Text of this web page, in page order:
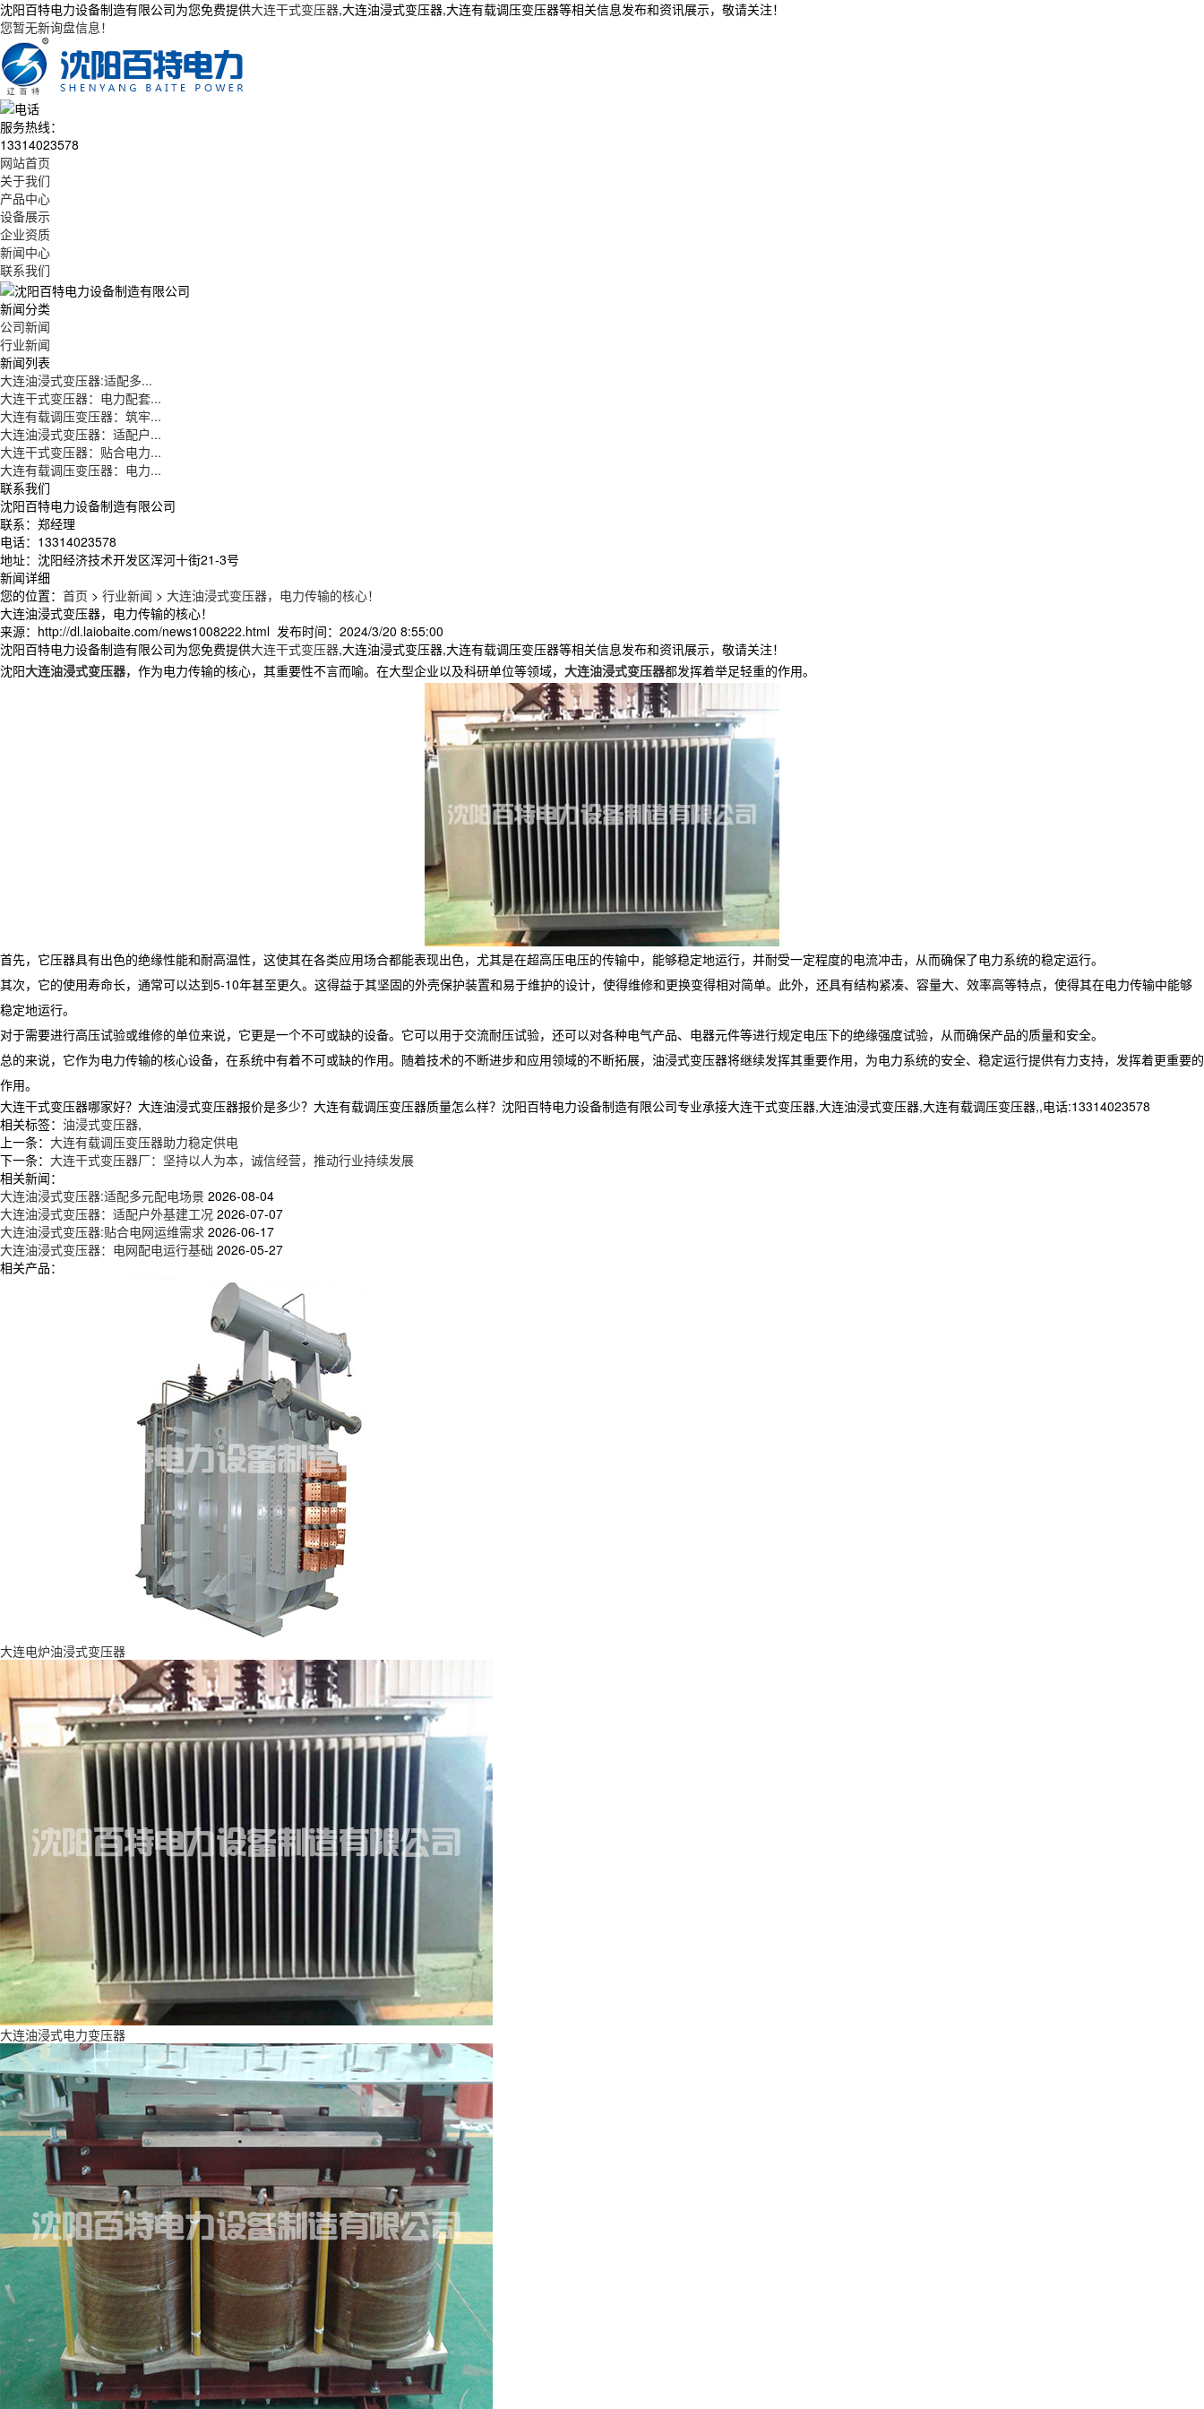
沈阳百特电力设备制造有限公司为您免费提供大连干式变压器,大连油浸式变压器,大连有载调压变压器等相关信息发布和资讯展示，敬请关注！
您暂无新询盘信息！
服务热线：
13314023578
网站首页
关于我们
产品中心
设备展示
企业资质
新闻中心
联系我们
新闻分类
公司新闻
行业新闻
新闻列表
大连油浸式变压器:适配多...
大连干式变压器：电力配套...
大连有载调压变压器：筑牢...
大连油浸式变压器：适配户...
大连干式变压器：贴合电力...
大连有载调压变压器：电力...
联系我们
沈阳百特电力设备制造有限公司
联系：郑经理
电话：13314023578
地址：沈阳经济技术开发区浑河十街21-3号
新闻详细
您的位置： 首页 > 行业新闻 > 大连油浸式变压器，电力传输的核心！
大连油浸式变压器，电力传输的核心！
来源：http://dl.laiobaite.com/news1008222.html 发布时间：2024/3/20 8:55:00
沈阳百特电力设备制造有限公司为您免费提供大连干式变压器,大连油浸式变压器,大连有载调压变压器等相关信息发布和资讯展示，敬请关注！
沈阳大连油浸式变压器，作为电力传输的核心，其重要性不言而喻。在大型企业以及科研单位等领域， 大连油浸式变压器都发挥着举足轻重的作用。
首先，它压器具有出色的绝缘性能和耐高温性，这使其在各类应用场合都能表现出色，尤其是在超高压电压的传输中，能够稳定地运行，并耐受一定程度的电流冲击，从而确保了电力系统的稳定运行。
其次，它的使用寿命长，通常可以达到5-10年甚至更久。这得益于其坚固的外壳保护装置和易于维护的设计，使得维修和更换变得相对简单。此外，还具有结构紧凑、容量大、效率高等特点，使得其在电力传输中能够
稳定地运行。
对于需要进行高压试验或维修的单位来说，它更是一个不可或缺的设备。它可以用于交流耐压试验，还可以对各种电气产品、电器元件等进行规定电压下的绝缘强度试验，从而确保产品的质量和安全。
总的来说，它作为电力传输的核心设备，在系统中有着不可或缺的作用。随着技术的不断进步和应用领域的不断拓展，油浸式变压器将继续发挥其重要作用，为电力系统的安全、稳定运行提供有力支持，发挥着更重要的
作用。
大连干式变压器哪家好？大连油浸式变压器报价是多少？大连有载调压变压器质量怎么样？沈阳百特电力设备制造有限公司专业承接大连干式变压器,大连油浸式变压器,大连有载调压变压器,,电话:13314023578
相关标签： 油浸式变压器,
上一条： 大连有载调压变压器助力稳定供电
下一条： 大连干式变压器厂：坚持以人为本，诚信经营，推动行业持续发展
相关新闻：
大连油浸式变压器:适配多元配电场景 2026-08-04
大连油浸式变压器：适配户外基建工况 2026-07-07
大连油浸式变压器:贴合电网运维需求 2026-06-17
大连油浸式变压器：电网配电运行基础 2026-05-27
相关产品：
大连电炉油浸式变压器
大连油浸式电力变压器